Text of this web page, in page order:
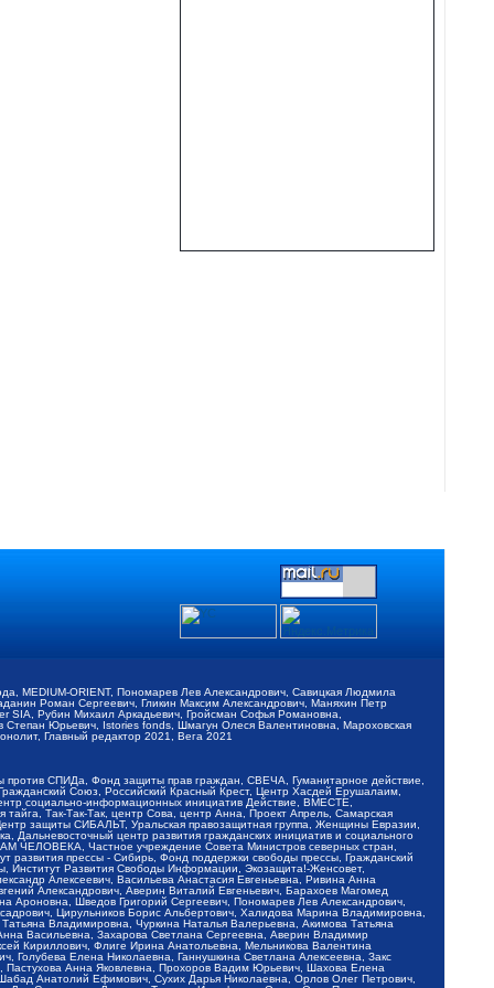
MEDIUM-ORIENT, Пономарев Лев Александрович, Савицкая Людмила
Роман Сергеевич, Гликин Максим Александрович, Маняхин Петр
Рубин Михаил Аркадьевич, Гройсман Софья Романовна,
Юрьевич, Istories fonds, Шмагун Олеся Валентиновна, Мароховская
Главный редактор 2021, Вега 2021
СПИДа, Фонд защиты прав граждан, СВЕЧА, Гуманитарное действие,
Союз, Российский Красный Крест, Центр Хасдей Ерушалаим,
социально-информационных инициатив Действие, ВМЕСТЕ,
Так-Так-Так, центр Сова, центр Анна, Проект Апрель, Самарская
защиты СИБАЛЬТ, Уральская правозащитная группа, Женщины Евразии,
Дальневосточный центр развития гражданских инициатив и социального
ЧЕЛОВЕКА, Частное учреждение Совета Министров северных стран,
прессы - Сибирь, Фонд поддержки свободы прессы, Гражданский
Институт Развития Свободы Информации, Экозащита!-Женсовет,
Алексеевич, Васильева Анастасия Евгеньевна, Ривина Анна
Александрович, Аверин Виталий Евгеньевич, Барахоев Магомед
Шведов Григорий Сергеевич, Пономарев Лев Александрович,
Цирульников Борис Альбертович, Халидова Марина Владимировна,
Владимировна, Чуркина Наталья Валерьевна, Акимова Татьяна
Васильевна, Захарова Светлана Сергеевна, Аверин Владимир
Кириллович, Флиге Ирина Анатольевна, Мельникова Валентина
Елена Николаевна, Ганнушкина Светлана Алексеевна, Закс
Анна Яковлевна, Прохоров Вадим Юрьевич, Шахова Елена
Анатолий Ефимович, Сухих Дарья Николаевна, Орлов Олег Петрович,